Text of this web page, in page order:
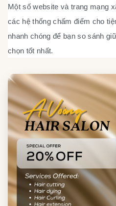
Một số website và trang mạng
các hệ thống chấm điểm cho
nhanh chóng để bạn so sánh
chọn tốt nhất.